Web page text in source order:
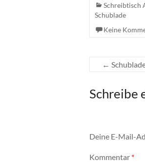
Schreibtisch
Schublade
Keine
←
Schreibe
Deine E-Mail-
Kommentar *